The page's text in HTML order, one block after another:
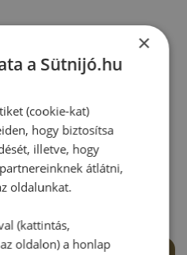
×
a Sütnijó.hu
(cookie-kat)
hogy biztosítsa
illetve, hogy
átlátni,
oldalunkat.
(kattintás,
oldalon) a honlap